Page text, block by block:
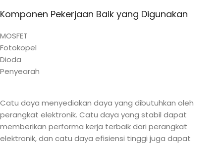
Komponen Pekerjaan Baik yang Digunakan
MOSFET
Fotokopel
Dioda
Penyearah
Catu daya menyediakan daya yang dibutuhkan oleh
perangkat elektronik. Catu daya yang stabil dapat
memberikan performa kerja terbaik dari perangkat
elektronik, dan catu daya efisiensi tinggi juga dapat